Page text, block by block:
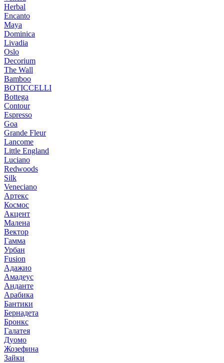
Herbal
Encanto
Maya
Dominica
Livadia
Oslo
Decorium
The Wall
Bamboo
BOTICCELLI
Bottega
Contour
Espresso
Goa
Grande Fleur
Lancome
Little England
Luciano
Redwoods
Silk
Veneciano
Артекс
Космос
Акцент
Малена
Вектор
Гамма
Урбан
Fusion
Адажио
Амадеус
Анданте
Арабика
Бантики
Бернадета
Бронкс
Галатея
Дуомо
Жозефина
Зайки